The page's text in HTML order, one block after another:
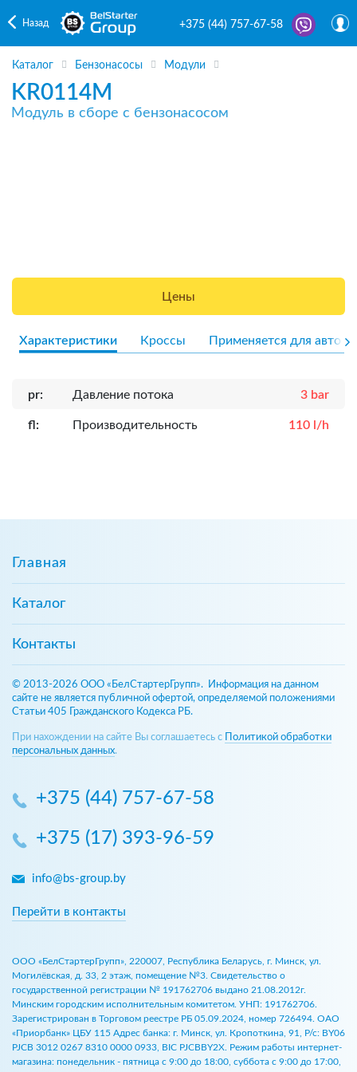
Назад +375 (44) 757-67-58
Каталог Бензонасосы Модули
KR0114M
Модуль в сборе с бензонасосом
Цены
Характеристики Кроссы Применяется для авто
pr: Давление потока 3 bar
fl: Производительность 110 l/h
Главная
Каталог
Контакты
© 2013-2026 ООО «БелСтартерГрупп». Информация на данном
сайте не является публичной офертой, определяемой положениями
Статьи 405 Гражданского Кодекса РБ.
При нахождении на сайте Вы соглашаетесь с
Политикой обработки
персональных данных.
+375 (44) 757-67-58
+375 (17) 393-96-59
info@bs-group.by
Перейти в контакты
ООО «БелСтартерГрупп», 220007, Республика Беларусь, г. Минск, ул.
Могилёвская, д. 33, 2 этаж, помещение №3. Свидетельство о
государственной регистрации № 191762706 выдано 21.08.2012г.
Минским городским исполнительным комитетом. УНП: 191762706.
Зарегистрирован в Торговом реестре РБ 05.09.2024, номер 726494. ОАО
«Приорбанк» ЦБУ 115 Адрес банка: г. Минск, ул. Кропоткина, 91, Р/с: BY06
PJCB 3012 0267 8310 0000 0933, BIC PJCBBY2X. Режим работы интернет-
магазина: понедельник - пятница с 9:00 до 18:00, суббота с 9:00 до 17:00,